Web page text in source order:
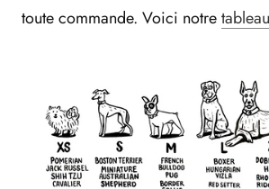
toute commande. Voici notre